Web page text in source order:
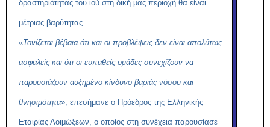
δραστηριότητας του ιού στη δική μας περιοχή θα είναι
μέτριας βαρύτητας.
«Τονίζεται βέβαια ότι και οι προβλέψεις δεν είναι απολύτως
ασφαλείς και ότι οι ευπαθείς ομάδες συνεχίζουν να
παρουσιάζουν αυξημένο κίνδυνο βαριάς νόσου και
θνησιμότητα», επεσήμανε ο Πρόεδρος της Ελληνικής
Εταιρίας Λοιμώξεων, ο οποίος στη συνέχεια παρουσίασε